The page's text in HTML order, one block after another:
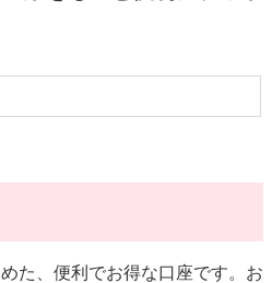
た、便利でお得な口座です。お